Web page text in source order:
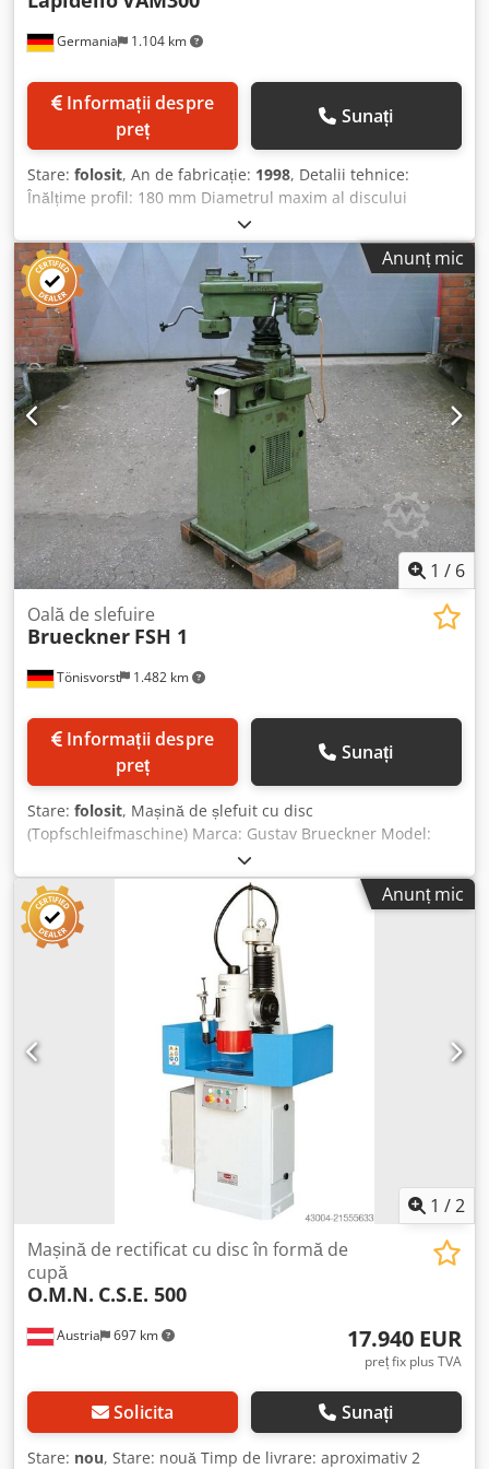
Germania 1.104 km
preț
Sunați
Stare: folosit, An de fabricație: 1998, Detalii tehnice:
Înălțime profil: 180 mm Diametrul maxim al discului
abraziv: 200 mm / disc tip oală Alezaj disc abraziv: n.d.
Turația axului de șlefuire: 2800 rpm Dimensiuni masă (Lx
l): 500 x 160 mm Tensiune de operare: 220 / 380 V Necesar
total de putere: 3,0 kW Greutate mașină aprox.: 0,57 t
Dimensiuni mașină aprox. (LxlxÎ): 1,28 x 1,0 x 1,75 m
Aplicație pentru șlefuire frontală Priză magnetică: Lx l =
680 x 200 mm; înclinare aprox. 15°; pivotare 360° pe scală
radială Dsdpou Ngrqsfx Ab Rock Magnet: Tip S2D; magnet
permanent, suprafață de fixare 300 x 150 mm Suport disc
abraziv: – Reglare verticală = cursă 180 mm, manual;
pivotare = aprox. 45° dreapta/stânga manual Operare prin
panou de control pe mașină. Rezervor lichid de răcire cu
pompă și alimentare
Anunț mic
1 / 6
Tönisvorst 1.482 km
Oală de slefuire
Brueckner FSH 1
preț
Sunați
Stare: folosit, Mașină de șlefuit cu disc
(Topfschleifmaschine) Marca: Gustav Brueckner Model:
FSH 1 Distanță maximă: masă - disc de șlefuit 200 mm
Dodpfx Abecv Tb Do Rsck Suprafața mesei: 315 x 135 mm
Tensiune: 380 V Putere: 0,75 kW Curent: 1,85 A Spațiu
necesar (L x l x h): 650 x 600 x 1600 mm
Anunț mic
1 /2
Austria 697 km
Mașină de rectificat cu disc în formă de
cupă
O.M.N. C.S.E. 500
17.940 EUR
preț fix plus TVA
Solicita Sunați
Stare: nou, Stare: nouă Timp de livrare: aproximativ 2